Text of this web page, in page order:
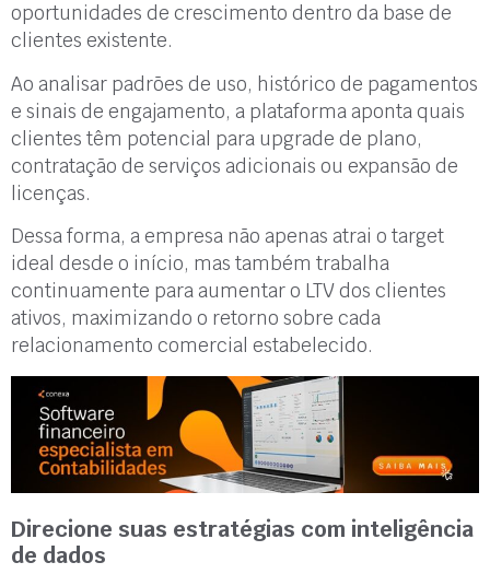
oportunidades de crescimento dentro da base de
clientes existente.
Ao analisar padrões de uso, histórico de pagamentos
e sinais de engajamento, a plataforma aponta quais
clientes têm potencial para upgrade de plano,
contratação de serviços adicionais ou expansão de
licenças.
Dessa forma, a empresa não apenas atrai o target
ideal desde o início, mas também trabalha
continuamente para aumentar o LTV dos clientes
ativos, maximizando o retorno sobre cada
relacionamento comercial estabelecido.
Direcione suas estratégias com inteligência
de dados